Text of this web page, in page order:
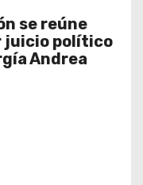
se reúne
juicio político
Andrea